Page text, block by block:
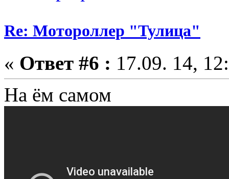
Re: Мотороллер "Тулица"
« Ответ #6 : 17.09. 14,
На ём самом